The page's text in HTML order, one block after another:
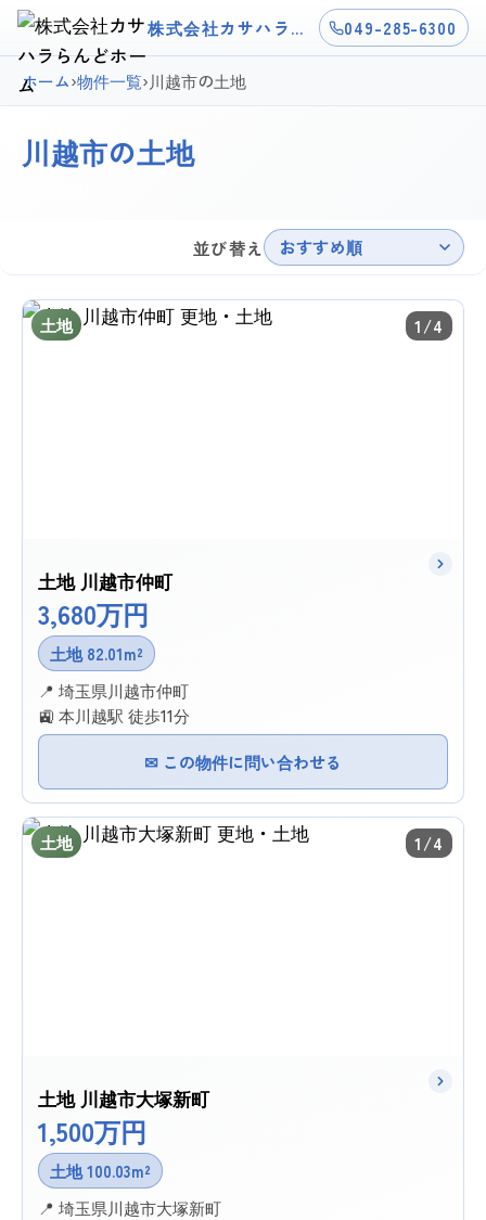
株式会社カサハラらんどホーム 049-285-6300
ホーム›物件一覧›川越市の土地
川越市の土地
並び替え おすすめ順
土地 1/4
土地 川越市仲町
3,680万円
土地 82.01m²
📍 埼玉県川越市仲町
🚉 本川越駅 徒歩11分
✉ この物件に問い合わせる
土地 1/4
土地 川越市大塚新町
1,500万円
土地 100.03m²
📍 埼玉県川越市大塚新町